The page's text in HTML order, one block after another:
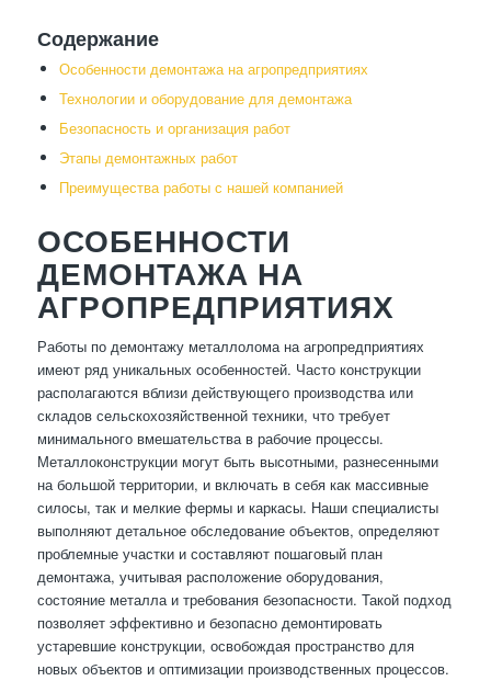
Содержание
Особенности демонтажа на агропредприятиях
Технологии и оборудование для демонтажа
Безопасность и организация работ
Этапы демонтажных работ
Преимущества работы с нашей компанией
ОСОБЕННОСТИ
ДЕМОНТАЖА НА
АГРОПРЕДПРИЯТИЯХ
Работы по демонтажу металлолома на агропредприятиях
имеют ряд уникальных особенностей. Часто конструкции
располагаются вблизи действующего производства или
складов сельскохозяйственной техники, что требует
минимального вмешательства в рабочие процессы.
Металлоконструкции могут быть высотными, разнесенными
на большой территории, и включать в себя как массивные
силосы, так и мелкие фермы и каркасы. Наши специалисты
выполняют детальное обследование объектов, определяют
проблемные участки и составляют пошаговый план
демонтажа, учитывая расположение оборудования,
состояние металла и требования безопасности. Такой подход
позволяет эффективно и безопасно демонтировать
устаревшие конструкции, освобождая пространство для
новых объектов и оптимизации производственных процессов.